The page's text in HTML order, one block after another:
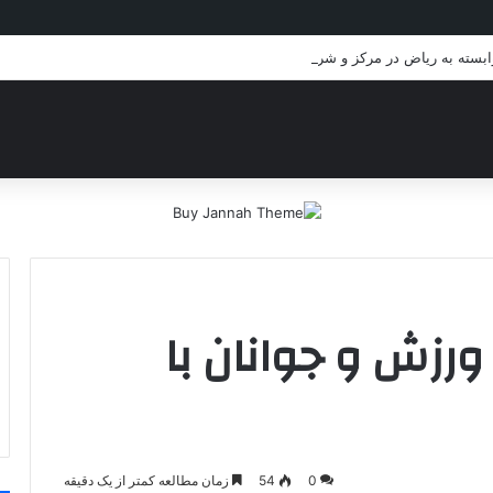
به ریاض در مرکز و شرق یمن
و جوانان با
0
54 زمان مطالعه کمتر از یک دقیقه